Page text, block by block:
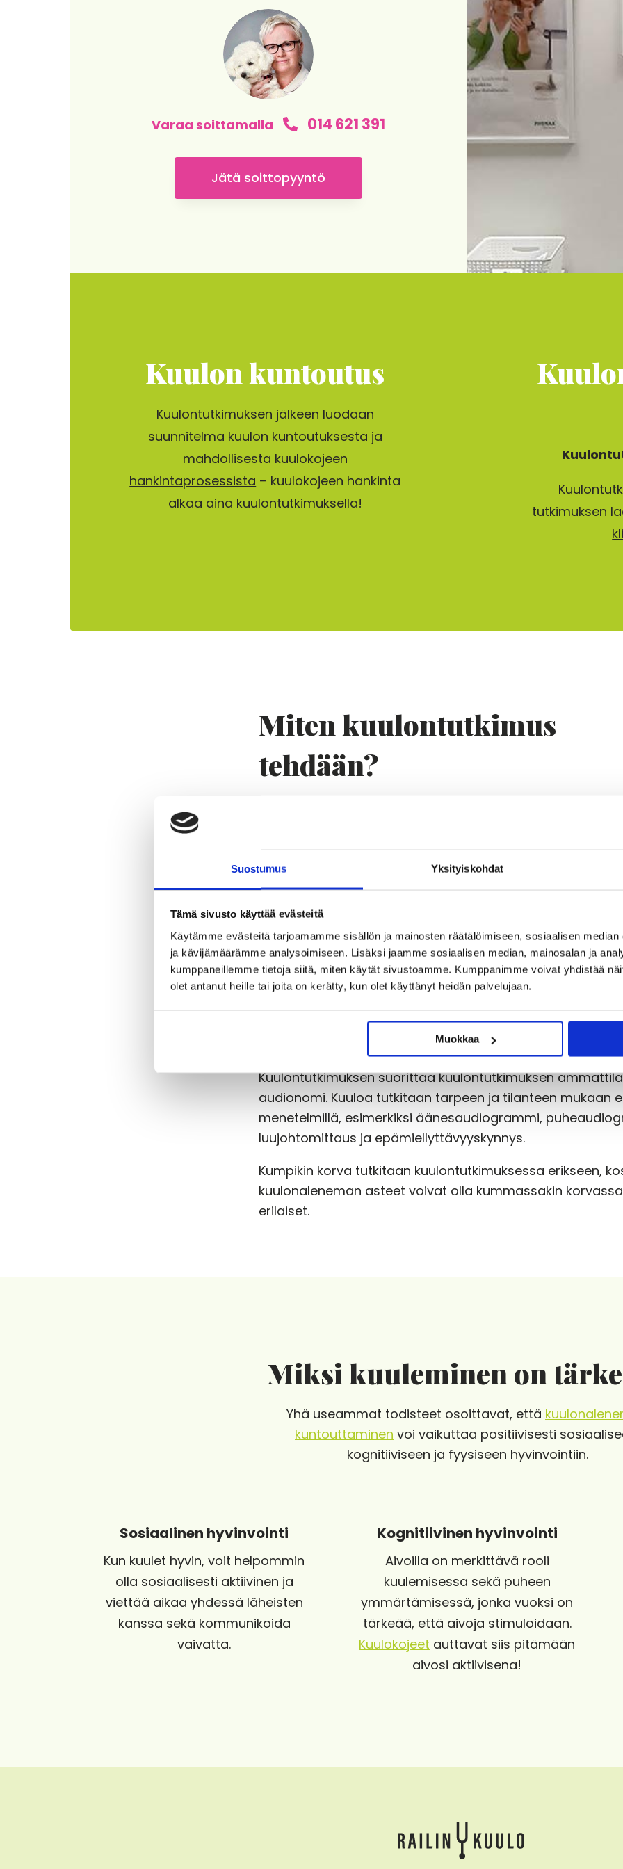
Suostumus Yksityiskohdat
Tämä sivusto käyttää evästeitä
Käytämme evästeitä tarjoamamme sisällön ja mainosten räätälöimiseen, sosiaalisen
ja kävijämäärämme analysoimiseen. Lisäksi jaamme sosiaalisen median, mainosalan ja
kumppaneillemme tietoja siitä, miten käytät sivustoamme. Kumppanimme voivat yhdistää
olet antanut heille tai joita on kerätty, kun olet käyttänyt heidän palvelujaan.
Muokkaa
Varaa soittamalla 014 621 391
Jätä soittopyyntö
Kuulon kuntoutus
Kuulontutkimuksen jälkeen luodaan
suunnitelma kuulon kuntoutuksesta ja
mahdollisesta kuulokojeen
hankintaprosessista – kuulokojeen hankinta
alkaa aina kuulontutkimuksella!
tutkimuksen
Miten kuulontutkimus
tehdään?
ja puhdistettuna korvavahasta.
Voit varmistaa kuulontutkimuksen onnistumisen käymällä
kuulontutkimusta.
Tutkimus tehdään kuulontutkimukseen tarkoitetussa
jossa asiakas istuu tutkimuksen ajan.
korkealaatuiset kuulokkeet, joiden kautta tutkimuksen
kuunteluttaa taajuudeltaan ja voimakkuudeltaan erilaisia
Kuulontutkimuksen suorittaa kuulontutkimuksen
audionomi. Kuuloa tutkitaan tarpeen ja tilanteen mukaan
menetelmillä, esimerkiksi äänesaudiogrammi,
luujohtomittaus ja epämiellyttävyyskynnys.
Kumpikin korva tutkitaan kuulontutkimuksessa erikseen,
kuulonaleneman asteet voivat olla kummassakin korvassa
erilaiset.
Miksi kuuleminen on
Yhä useammat todisteet osoittavat, että
kuntouttaminen voi vaikuttaa positiivisesti
kognitiiviseen ja fyysiseen hyvinvointiin.
Sosiaalinen hyvinvointi
Kun kuulet hyvin, voit helpommin
olla sosiaalisesti aktiivinen ja
viettää aikaa yhdessä läheisten
kanssa sekä kommunikoida
vaivatta.
Kognitiivinen hyvinvointi
Aivoilla on merkittävä rooli
kuulemisessa sekä puheen
ymmärtämisessä, jonka vuoksi on
tärkeää, että aivoja stimuloidaan.
Kuulokojeet auttavat siis pitämään
aivosi aktiivisena!